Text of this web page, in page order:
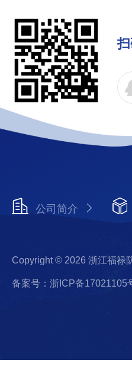
公司简介
Copyright © 2026 浙江福禄
备案号：浙ICP备17021105